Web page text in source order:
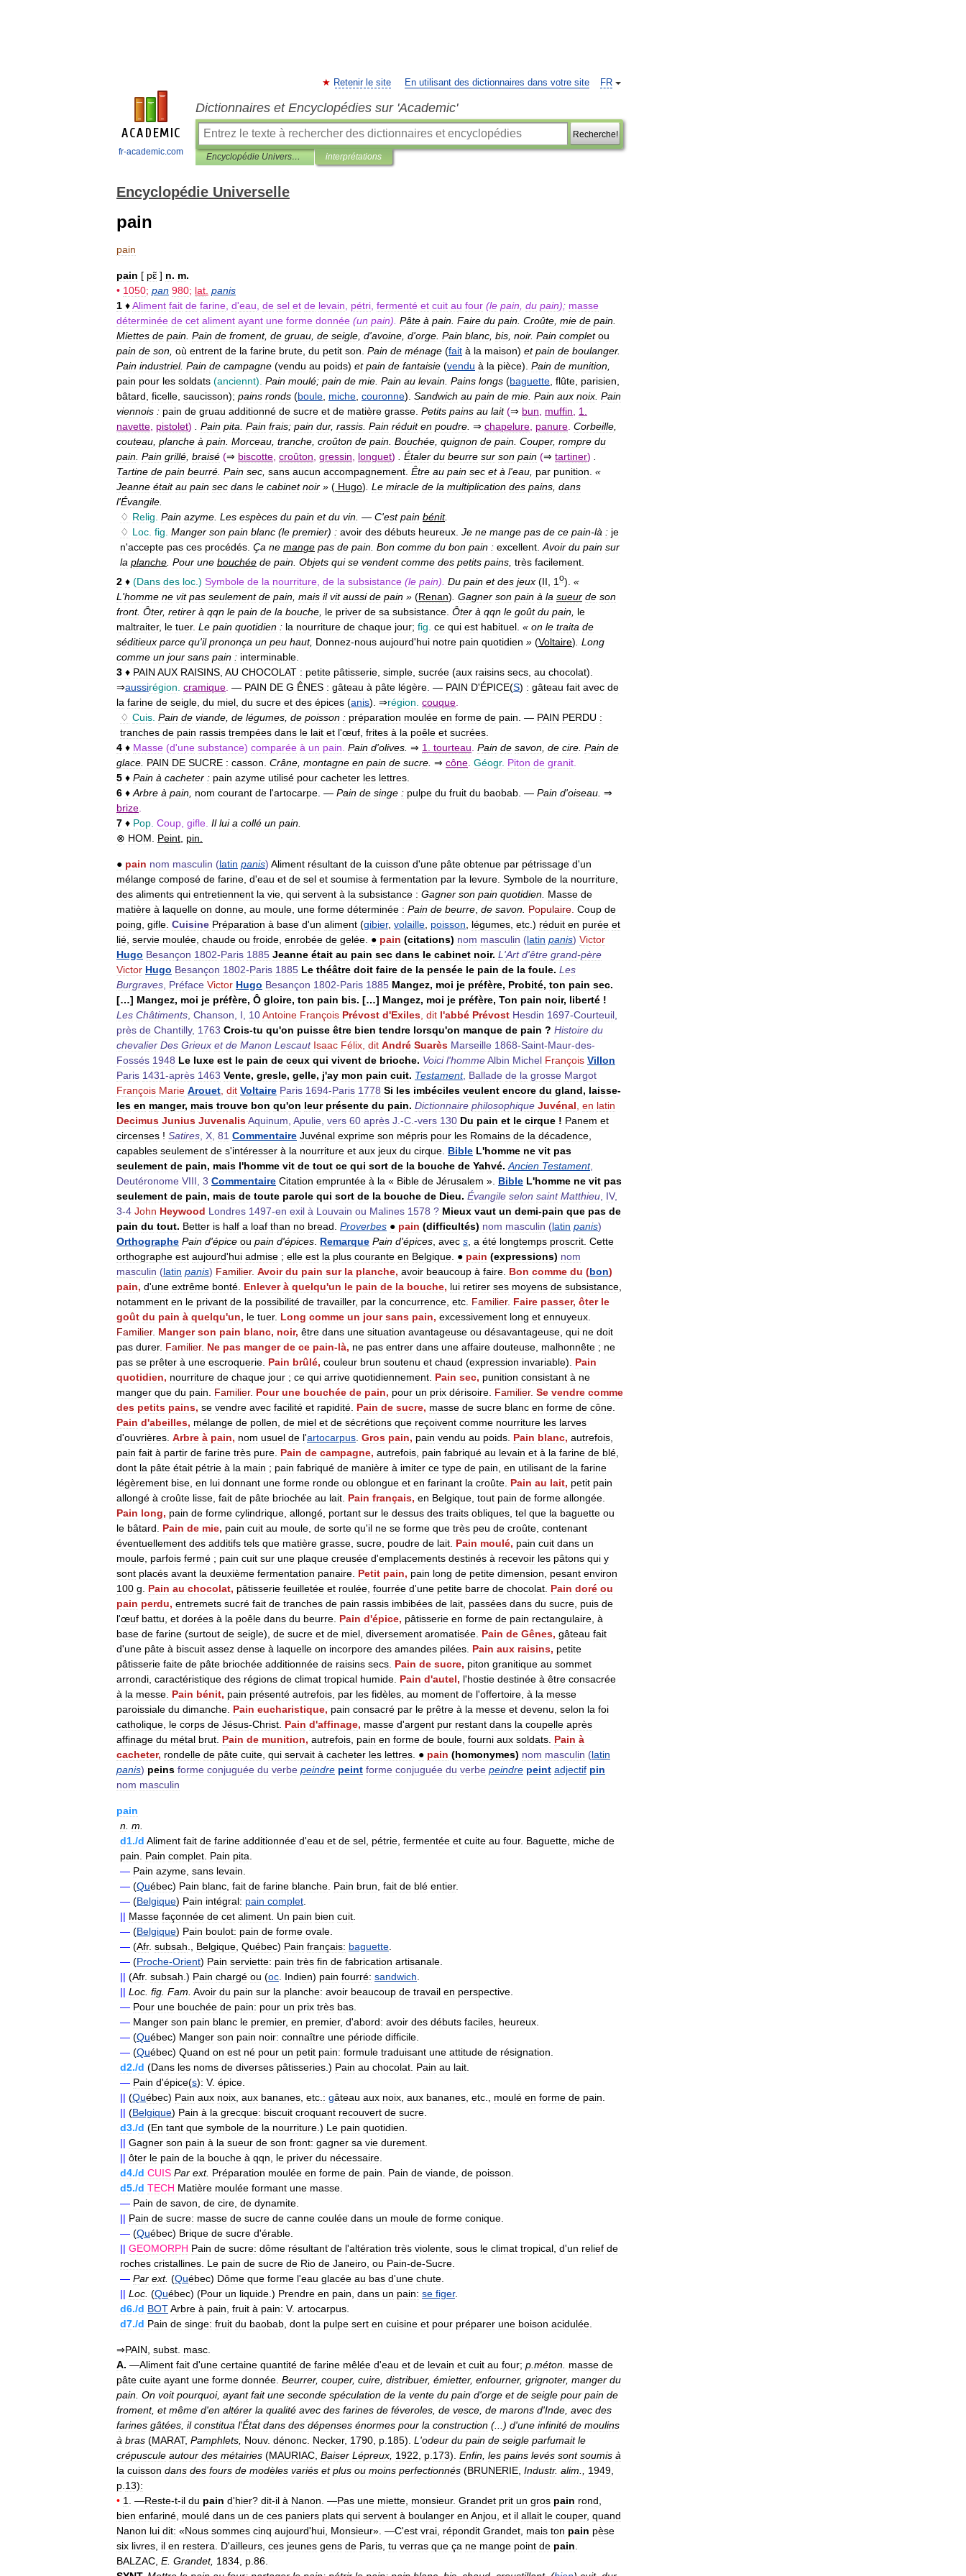
fr-academic.com
FR
Retenir le site En utilisant des dictionnaires dans votre site
Dictionnaires et Encyclopédies sur 'Academic'
Recherche!
Encyclopédie Universelle interprétations
Encyclopédie Universelle
pain
pain
pain [ pɛ̃ ] n. m.
• 1050; pan 980; lat panis
1 ♦Aliment fait de farine d'eau de sel et de levain pétri fermenté et cuit au four (le pain du pain); masse
déterminée de cet aliment ayant une forme donnée (un pain). Pâte à pain Faire du pain Croûte mie de pain
Miettes de pain Pain de froment, de gruau de seigle d'avoine d'orge Pain blanc bis noir. Pain complet ou
pain de son où entrent de la farine brute du petit son Pain de ménage (fait à la maison) et pain de boulanger.
Pain industriel. Pain de campagne (vendu au poids) et pain de fantaisie (vendu à la pièce). Pain de munition
pain pour les soldats (anciennt). Pain moulé; pain de mie Pain au levain Pains longs (baguette flûte parisien
bâtard ficelle saucisson); pains ronds (boule miche couronne). Sandwich au pain de mie Pain aux noix Pain
viennois : pain de gruau additionné de sucre et de matière grasse Petits pains au lait (⇒ bun muffin 1
navette pistolet) Pain pita Pain frais; pain dur, rassis Pain réduit en poudre ⇒ chapelure panure Corbeille
couteau planche à pain Morceau tranche croûton de pain Bouchée quignon de pain Couper, rompre du
pain Pain grillé braisé (⇒ biscotte croûton gressin longuet) Étaler du beurre sur son pain (⇒ tartiner)
Tartine de pain beurré Pain sec sans aucun accompagnement Être au pain sec et à l'eau par punition «
Jeanne était au pain sec dans le cabinet noir » ( Hugo) Le miracle de la multiplication des pains dans
l'Évangile
♢ Relig Pain azyme Les espèces du pain et du vin — C'est pain bénit.
♢ Loc fig Manger son pain blanc (le premier) : avoir des débuts heureux Je ne mange pas de ce pain-là : je
n'accepte pas ces procédés Ça ne mange pas de pain Bon comme du bon pain : excellent Avoir du pain sur
la planche Pour une bouchée de pain Objets qui se vendent comme des petits pains très facilement
2 ♦ (Dans des loc .) Symbole de la nourriture de la subsistance (le pain). Du pain et des jeux (II 1 o). «
L 'homme ne vit pas seulement de pain mais il vit aussi de pain » (Renan) Gagner son pain à la sueur de son
front. Ôter, retirer à qqn le pain de la bouche le priver de sa subsistance Ôter à qqn le goût du pain le
maltraiter, le tuer. Le pain quotidien : la nourriture de chaque jour; fig ce qui est habituel « on le traita de
séditieux parce qu'il prononça un peu haut, Donnez-nous aujourd'hui notre pain quotidien » (Voltaire) Long
comme un jour sans pain : interminable
3 ♦ PAIN AUX RAISINS AU CHOCOLAT : petite pâtisserie simple sucrée (aux raisins secs au chocolat).
⇒aussirégion cramique — PAIN DE G ÊNES : gâteau à pâte légère . — PAIN D'ÉPICE(S) : gâteau fait avec de
la farine de seigle du miel du sucre et des épices (anis). ⇒région couque
♢ Cuis Pain de viande de légumes de poisson : préparation moulée en forme de pain . — PAIN PERDU :
tranches de pain rassis trempées dans le lait et l'œuf frites à la poêle et sucrées
4 ♦ Masse (d'une substance) comparée à un pain Pain d'olives ⇒ 1 tourteau Pain de savon de cire Pain de
glace PAIN DE SUCRE : casson Crâne montagne en pain de sucre ⇒ cône Géogr. Piton de granit
5 ♦ Pain à cacheter : pain azyme utilisé pour cacheter les lettres
6 ♦ Arbre à pain nom courant de l'artocarpe . — Pain de singe : pulpe du fruit du baobab . — Pain d'oiseau ⇒
brize
7 ♦ Pop Coup gifle Il lui a collé un pain
⊗ HOM Peint pin
● pain nom masculin (latin panis) Aliment résultant de la cuisson d'une pâte obtenue par pétrissage d'un
mélange composé de farine d'eau et de sel et soumise à fermentation par la levure Symbole de la nourriture
des aliments qui entretiennent la vie qui servent à la subsistance : Gagner son pain quotidien Masse de
matière à laquelle on donne au moule une forme déterminée : Pain de beurre de savon Populaire Coup de
poing gifle Cuisine Préparation à base d'un aliment (gibier, volaille poisson légumes etc .) réduit en purée et
lié servie moulée chaude ou froide enrobée de gelée ● pain (citations) nom masculin (latin panis) Victor
Hugo Besançon 1802-Paris 1885 Jeanne était au pain sec dans le cabinet noir. L 'Art d'être grand-père
Victor Hugo Besançon 1802-Paris 1885 Le théâtre doit faire de la pensée le pain de la foule. Les
Burgraves Préface Victor Hugo Besançon 1802-Paris 1885 Mangez, moi je préfère, Probité, ton pain sec.
[…] Mangez, moi je préfère, Ô gloire, ton pain bis. […] Mangez, moi je préfère, Ton pain noir, liberté !
Les Châtiments Chanson I 10Antoine François Prévost d'Exiles dit l'abbé Prévost Hesdin 1697-Courteuil
près de Chantilly, 1763 Crois-tu qu'on puisse être bien tendre lorsqu'on manque de pain ? Histoire du
chevalier Des Grieux et de Manon Lescaut Isaac Félix dit André Suarès Marseille 1868-Saint-Maur-des-
Fossés 1948 Le luxe est le pain de ceux qui vivent de brioche. Voici l'hommeAlbin Michel François Villon
Paris 1431-après 1463 Vente, gresle, gelle, j'ay mon pain cuit. Testament, Ballade de la grosse Margot
François Marie Arouet dit Voltaire Paris 1694-Paris 1778 Si les imbéciles veulent encore du gland, laisse-
les en manger, mais trouve bon qu'on leur présente du pain. Dictionnaire philosophique Juvénal en latin
Decimus Junius JuvenalisAquinum Apulie vers 60 après J .-C .-vers 130 Du pain et le cirque ! Panem et
circenses ! Satires X 81 Commentaire Juvénal exprime son mépris pour les Romains de la décadence
capables seulement de s'intéresser à la nourriture et aux jeux du cirque Bible L'homme ne vit pas
seulement de pain, mais l'homme vit de tout ce qui sort de la bouche de Yahvé. Ancien Testament,
Deutéronome VIII 3 Commentaire Citation empruntée à la « Bible de Jérusalem ». Bible L'homme ne vit pas
seulement de pain, mais de toute parole qui sort de la bouche de Dieu. Évangile selon saint Matthieu IV,
3-4 John Heywood Londres 1497-en exil à Louvain ou Malines 1578 ? Mieux vaut un demi-pain que pas de
pain du tout. Better is half a loaf than no bread Proverbes ● pain (difficultés) nom masculin (latin panis)
Orthographe Pain d'épice ou pain d'épices Remarque Pain d'épices avec s a été longtemps proscrit Cette
orthographe est aujourd'hui admise ; elle est la plus courante en Belgique ● pain (expressions) nom
masculin (latin panis) Familier. Avoir du pain sur la planche, avoir beaucoup à faire Bon comme du (bon)
pain, d'une extrême bonté Enlever à quelqu'un le pain de la bouche, lui retirer ses moyens de subsistance
notamment en le privant de la possibilité de travailler, par la concurrence etc Familier. Faire passer, ôter le
goût du pain à quelqu'un, le tuer. Long comme un jour sans pain, excessivement long et ennuyeux
Familier. Manger son pain blanc, noir, être dans une situation avantageuse ou désavantageuse qui ne doit
pas durer. Familier. Ne pas manger de ce pain-là, ne pas entrer dans une affaire douteuse malhonnête ; ne
pas se prêter à une escroquerie Pain brûlé, couleur brun soutenu et chaud (expression invariable). Pain
quotidien, nourriture de chaque jour ; ce qui arrive quotidiennement Pain sec, punition consistant à ne
manger que du pain Familier. Pour une bouchée de pain, pour un prix dérisoire Familier. Se vendre comme
des petits pains, se vendre avec facilité et rapidité Pain de sucre, masse de sucre blanc en forme de cône
Pain d'abeilles, mélange de pollen de miel et de sécrétions que reçoivent comme nourriture les larves
d'ouvrières Arbre à pain, nom usuel de l'artocarpus Gros pain, pain vendu au poids Pain blanc, autrefois
pain fait à partir de farine très pure Pain de campagne, autrefois pain fabriqué au levain et à la farine de blé
dont la pâte était pétrie à la main ; pain fabriqué de manière à imiter ce type de pain en utilisant de la farine
légèrement bise en lui donnant une forme ronde ou oblongue et en farinant la croûte Pain au lait, petit pain
allongé à croûte lisse fait de pâte briochée au lait Pain français, en Belgique tout pain de forme allongée
Pain long, pain de forme cylindrique allongé portant sur le dessus des traits obliques tel que la baguette ou
le bâtard Pain de mie, pain cuit au moule de sorte qu'il ne se forme que très peu de croûte contenant
éventuellement des additifs tels que matière grasse sucre poudre de lait Pain moulé, pain cuit dans un
moule parfois fermé ; pain cuit sur une plaque creusée d'emplacements destinés à recevoir les pâtons qui y
sont placés avant la deuxième fermentation panaire Petit pain, pain long de petite dimension pesant environ
100 g Pain au chocolat, pâtisserie feuilletée et roulée fourrée d'une petite barre de chocolat Pain doré ou
pain perdu, entremets sucré fait de tranches de pain rassis imbibées de lait passées dans du sucre puis de
l'œuf battu et dorées à la poêle dans du beurre Pain d'épice, pâtisserie en forme de pain rectangulaire à
base de farine (surtout de seigle), de sucre et de miel diversement aromatisée Pain de Gênes, gâteau fait
d'une pâte à biscuit assez dense à laquelle on incorpore des amandes pilées Pain aux raisins, petite
pâtisserie faite de pâte briochée additionnée de raisins secs Pain de sucre, piton granitique au sommet
arrondi caractéristique des régions de climat tropical humide Pain d'autel, l'hostie destinée à être consacrée
à la messe Pain bénit, pain présenté autrefois par les fidèles au moment de l'offertoire à la messe
paroissiale du dimanche Pain eucharistique, pain consacré par le prêtre à la messe et devenu selon la foi
catholique le corps de Jésus-Christ Pain d'affinage, masse d'argent pur restant dans la coupelle après
affinage du métal brut Pain de munition, autrefois pain en forme de boule fourni aux soldats Pain à
cacheter, rondelle de pâte cuite qui servait à cacheter les lettres ● pain (homonymes) nom masculin (latin
panis) peins forme conjuguée du verbe peindre peint forme conjuguée du verbe peindre peint adjectif pin
nom masculin
pain
n m
d1./d Aliment fait de farine additionnée d'eau et de sel pétrie fermentée et cuite au four. Baguette miche de
pain
Pain complet Pain pita
— Pain azyme sans levain
— (Québec) Pain blanc fait de farine blanche Pain brun fait de blé entier.
— (Belgique) Pain intégral: pain complet
|| Masse façonnée de cet aliment Un pain bien cuit
— (Belgique) Pain boulot: pain de forme ovale
— (Afr. subsah Belgique Québec) Pain français: baguette
— (Proche-Orient) Pain serviette: pain très fin de fabrication artisanale
|| (Afr. subsah .) Pain chargé ou (oc Indien) pain fourré: sandwich
|| Loc fig Fam Avoir du pain sur la planche: avoir beaucoup de travail en perspective
— Pour une bouchée de pain: pour un prix très bas
— Manger son pain blanc le premier, en premier, d'abord: avoir des débuts faciles heureux
— (Québec) Manger son pain noir: connaître une période difficile
— (Québec) Quand on est né pour un petit pain: formule traduisant une attitude de résignation
d2./d (Dans les noms de diverses pâtisseries .) Pain au chocolat Pain au lait
— Pain d'épice(s): V. épice
|| (Québec) Pain aux noix aux bananes etc : gâteau aux noix aux bananes etc moulé en forme de pain
|| (Belgique) Pain à la grecque: biscuit croquant recouvert de sucre
d3./d (En tant que symbole de la nourriture .) Le pain quotidien
|| Gagner son pain à la sueur de son front: gagner sa vie durement
|| ôter le pain de la bouche à qqn le priver du nécessaire
d4./d CUIS Par ext. Préparation moulée en forme de pain Pain de viande de poisson
d5./d TECH Matière moulée formant une masse
— Pain de savon de cire de dynamite
|| Pain de sucre: masse de sucre de canne coulée dans un moule de forme conique
— (Québec) Brique de sucre d'érable
|| GEOMORPH Pain de sucre: dôme résultant de l'altération très violente sous le climat tropical d'un relief de
roches cristallines Le pain de sucre de Rio de Janeiro ou Pain-de-Sucre
— Par ext. (Québec) Dôme que forme l'eau glacée au bas d'une chute
|| Loc (Québec) (Pour un liquide .) Prendre en pain dans un pain: se figer.
d6./d BOTArbre à pain fruit à pain: V. artocarpus
d7./d Pain de singe: fruit du baobab dont la pulpe sert en cuisine et pour préparer une boison acidulée
⇒PAIN subst masc
A. —Aliment fait d'une certaine quantité de farine mêlée d'eau et de levain et cuit au four; p méton masse de
pâte cuite ayant une forme donnée Beurrer, couper, cuire distribuer, émietter, enfourner, grignoter, manger du
pain On voit pourquoi, ayant fait une seconde spéculation de la vente du pain d'orge et de seigle pour pain de
froment, et même d'en altérer la qualité avec des farines de féveroles de vesce de marons d'Inde avec des
farines gâtées il constitua l'État dans des dépenses énormes pour la construction (...) d'une infinité de moulins
à bras (MARAT, Pamphlets Nouv. dénonc Necker, 1790 p 185). L 'odeur du pain de seigle parfumait le
crépuscule autour des métairies (MAURIAC Baiser Lépreux 1922 p 173). Enfin les pains levés sont soumis à
la cuisson dans des fours de modèles variés et plus ou moins perfectionnés (BRUNERIE Industr. alim 1949
p 13):
• 1 . —Reste-t-il du pain d'hier? dit-il à Nanon . —Pas une miette monsieur. Grandet prit un gros pain rond
bien enfariné moulé dans un de ces paniers plats qui servent à boulanger en Anjou et il allait le couper, quand
Nanon lui dit: «Nous sommes cinq aujourd'hui Monsieur». —C'est vrai répondit Grandet mais ton pain pèse
six livres il en restera D'ailleurs ces jeunes gens de Paris tu verras que ça ne mange point de pain
BALZAC E. Grandet, 1834 p 86